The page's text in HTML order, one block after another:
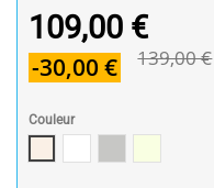
109,00 €
-30,00 € 139,00 €
Couleur